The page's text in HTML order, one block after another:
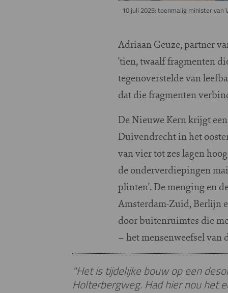
10 juli 2025: toenmalig minister van
Adriaan Geuze, partner
'tien, twaalf fragmenten
tegenoverstelde van
dat die fragmenten
De Nieuwe Kern krijgt
Duivendrecht in het
van vier tot zes lagen
de onderverdiepingen
plinten'. De menging en
Amsterdam-Zuid, Berlijn
door buitenruimtes die
– het mensenweefsel van
"Het is tijdelijke bouw op een
Holterbergweg. Had hier nou het